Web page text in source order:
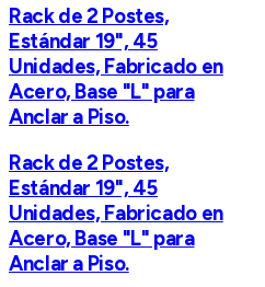
Rack de 2 Postes,
Estándar 19", 45
Unidades, Fabricado en
Acero, Base "L" para
Anclar a Piso.
Rack de 2 Postes,
Estándar 19", 45
Unidades, Fabricado en
Acero, Base "L" para
Anclar a Piso.